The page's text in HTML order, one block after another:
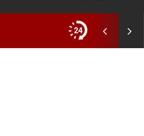
24
ve enstitüler kuruldu, bazıları kapatıldı